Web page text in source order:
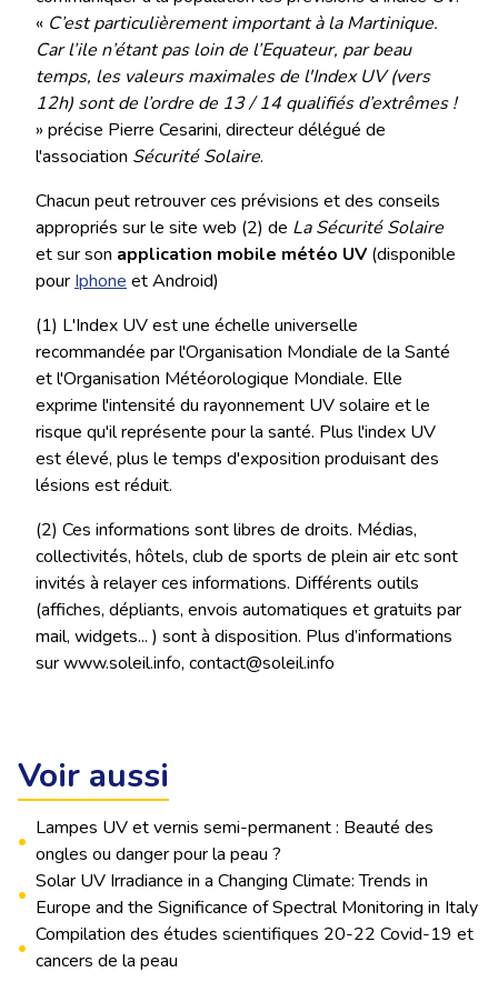
« C’est particulièrement important à la Martinique.
Car l’ile n’étant pas loin de l’Equateur, par beau
temps, les valeurs maximales de l'Index UV (vers
12h) sont de l’ordre de 13 / 14 qualifiés d’extrêmes !
» précise Pierre Cesarini, directeur délégué de
l'association Sécurité Solaire.
Chacun peut retrouver ces prévisions et des conseils
appropriés sur le site web (2) de La Sécurité Solaire
et sur son application mobile météo UV (disponible
pour Iphone et Android)
(1) L'Index UV est une échelle universelle
recommandée par l'Organisation Mondiale de la Santé
et l'Organisation Météorologique Mondiale. Elle
exprime l'intensité du rayonnement UV solaire et le
risque qu'il représente pour la santé. Plus l'index UV
est élevé, plus le temps d'exposition produisant des
lésions est réduit.
(2) Ces informations sont libres de droits. Médias,
collectivités, hôtels, club de sports de plein air etc sont
invités à relayer ces informations. Différents outils
(affiches, dépliants, envois automatiques et gratuits par
mail, widgets... ) sont à disposition. Plus d’informations
sur www.soleil.info, contact@soleil.info
Voir aussi
•
Lampes UV et vernis semi-permanent : Beauté des
ongles ou danger pour la peau ?
•
Solar UV Irradiance in a Changing Climate: Trends in
Europe and the Significance of Spectral Monitoring in Italy
•
Compilation des études scientifiques 20-22 Covid-19 et
cancers de la peau